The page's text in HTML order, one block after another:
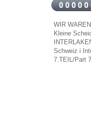
WIR
Kleine
Schweiz i
7.TEIL/Part 7